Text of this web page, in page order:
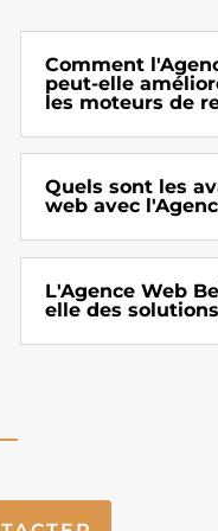
Comment
peut-elle
les moteurs de
Quels sont les
web avec
L'Agence Web
elle des